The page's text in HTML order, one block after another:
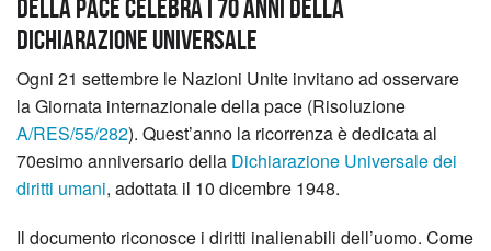
della pace celebra i 70 anni della
Dichiarazione Universale
Ogni 21 settembre le Nazioni Unite invitano ad osservare
la Giornata internazionale della pace (Risoluzione
A/RES/55/282). Quest’anno la ricorrenza è dedicata al
70esimo anniversario della Dichiarazione Universale dei
diritti umani, adottata il 10 dicembre 1948.
Il documento riconosce i diritti inalienabili dell’uomo. Come